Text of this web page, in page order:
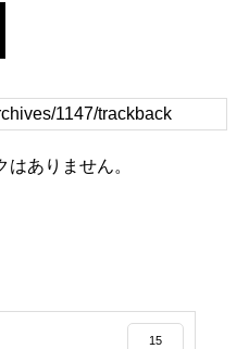
ありません。
15